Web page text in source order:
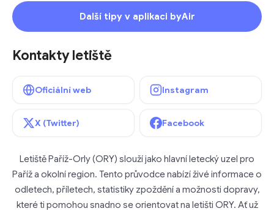
Další tipy v aplikaci byAir
Kontakty letiště
Oficiální web Instagram
X (Twitter) Facebook
Letiště Paříž-Orly (ORY) slouží jako hlavní letecký uzel pro
Paříž a okolní region. Tento průvodce nabízí živé informace o
odletech, příletech, statistiky zpoždění a možnosti dopravy,
které ti pomohou snadno se orientovat na letišti ORY. Ať už